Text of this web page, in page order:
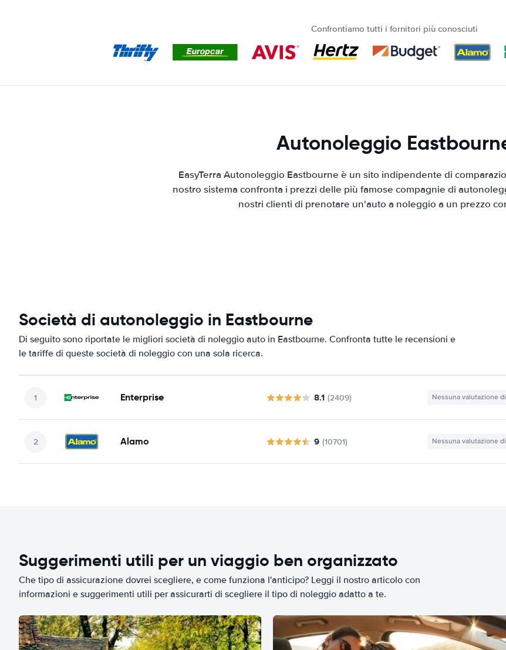
Confrontiamo tutti i fornitori più conosciuti
Autonoleggio
EasyTerra Autonoleggio Eastbourne è un sito indipendente di
nostro sistema confronta i prezzi delle più famose compagnie di
nostri clienti di prenotare un'auto a noleggio a un prezzo
Società di autonoleggio in Eastbourne
Di seguito sono riportate le migliori società di noleggio auto in Eastbourne. Confronta tutte le recensioni e
le tariffe di queste società di noleggio con una sola ricerca.
Enterprise 8.1 (2409) Nessuna valutazione
Alamo 9 (10701) Nessuna valutazione
Suggerimenti utili per un viaggio ben organizzato
Che tipo di assicurazione dovrei scegliere, e come funziona l'anticipo? Leggi il nostro articolo con
informazioni e suggerimenti utili per assicurarti di scegliere il tipo di noleggio adatto a te.